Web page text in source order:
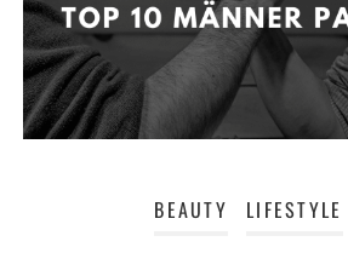
BEAUTY LIFESTYLE